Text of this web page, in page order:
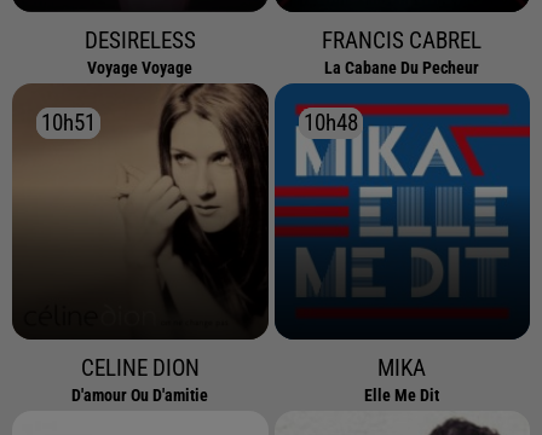
DESIRELESS
Voyage Voyage
FRANCIS CABREL
La Cabane Du Pecheur
10h51
10h51
CELINE DION
D'amour Ou D'amitie
10h48
10h48
MIKA
Elle Me Dit